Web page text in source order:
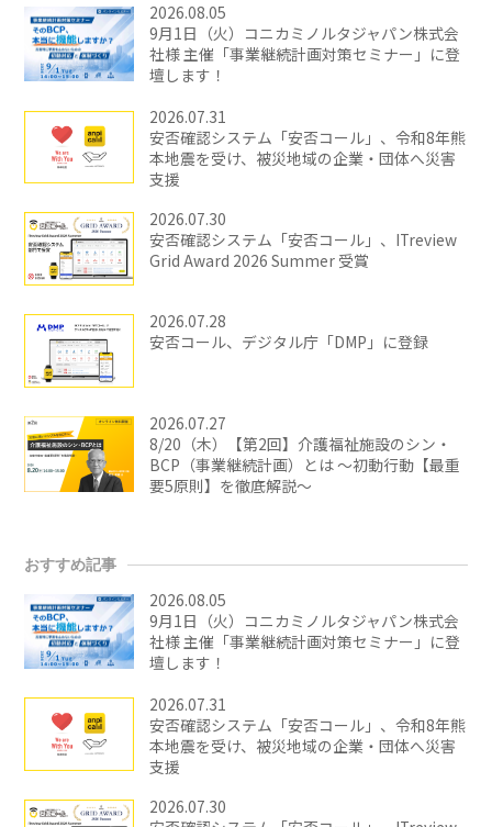
2026.08.05
9月1日（火）コニカミノルタジャパン株式会
社様 主催「事業継続計画対策セミナー」に登
壇します！
2026.07.31
安否確認システム「安否コール」、令和8年熊
本地震を受け、被災地域の企業・団体へ災害
支援
2026.07.30
安否確認システム「安否コール」、ITreview
Grid Award 2026 Summer 受賞
2026.07.28
安否コール、デジタル庁「DMP」に登録
2026.07.27
8/20（木）【第2回】介護福祉施設のシン・
BCP（事業継続計画）とは ～初動行動【最重
要5原則】を徹底解説～
おすすめ記事
2026.08.05
9月1日（火）コニカミノルタジャパン株式会
社様 主催「事業継続計画対策セミナー」に登
壇します！
2026.07.31
安否確認システム「安否コール」、令和8年熊
本地震を受け、被災地域の企業・団体へ災害
支援
2026.07.30